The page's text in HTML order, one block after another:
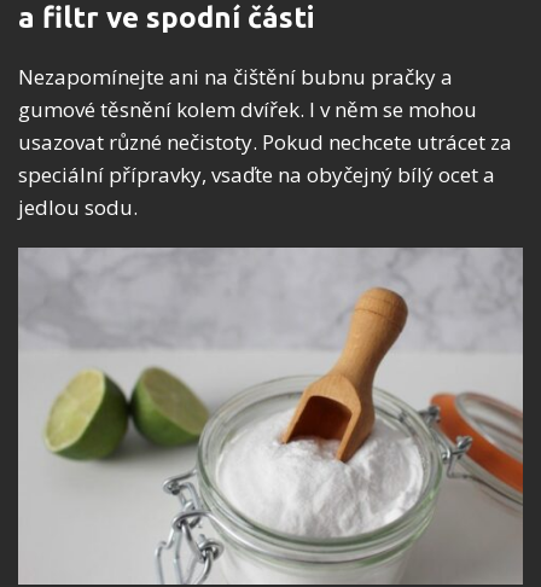
a filtr ve spodní části
Nezapomínejte ani na čištění bubnu pračky a
gumové těsnění kolem dvířek. I v něm se mohou
usazovat různé nečistoty. Pokud nechcete utrácet za
speciální přípravky, vsaďte na obyčejný bílý ocet a
jedlou sodu.